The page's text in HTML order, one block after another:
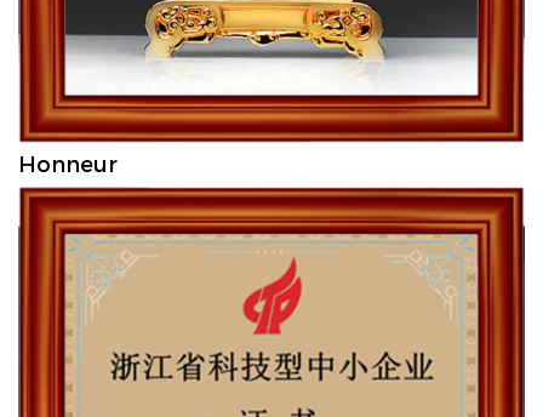
Honneur